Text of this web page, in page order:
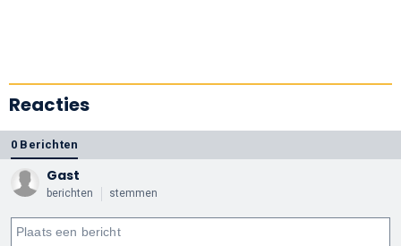
Reacties
0 Berichten
Gast
berichten stemmen